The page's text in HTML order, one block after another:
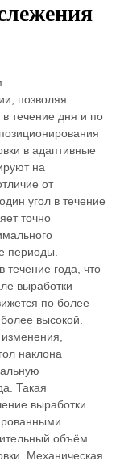
позволяя
течение дня и по
в адаптивные
на
от
угол в течение
точно
периоды.
течение года, что
выработки
по более
высокой.
наклона
Такая
выработки
объём
Механическая